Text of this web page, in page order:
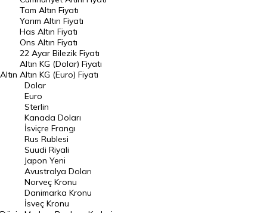
DÖVİZ
Döviz Kuru
Dolar Kuru
Euro Kuru
Pound Kuru
Frank Kuru
Riyal Kuru
Avustralya Doları
Danimarka Kronu Kuru
Kanada Doları Kuru
Altın
Tam Altın Fiyatı
Yarım Altın Fiyatı
Has Altın Fiyatı
Ons Altın Fiyatı
22 Ayar Bilezik Fiyatı
Altın KG (Dolar) Fiyatı
Altın KG (Euro) Fiyatı
Dolar
Euro
Sterlin
Kanada Doları
İsviçre Frangı
Rus Rublesi
Suudi Riyali
Japon Yeni
Avustralya Doları
Norveç Kronu
Danimarka Kronu
İsveç Kronu